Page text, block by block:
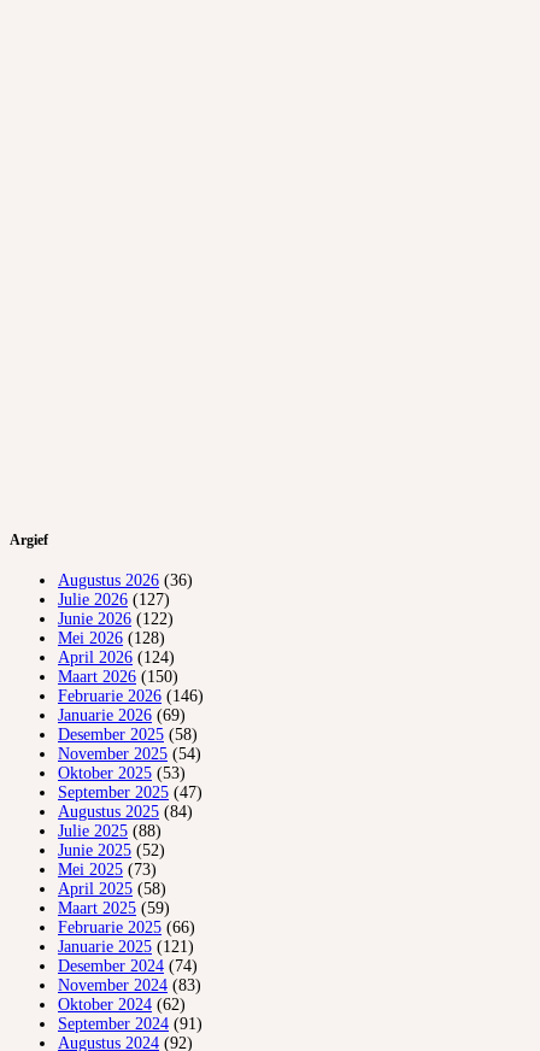
Argief
Augustus 2026 (36)
Julie 2026 (127)
Junie 2026 (122)
Mei 2026 (128)
April 2026 (124)
Maart 2026 (150)
Februarie 2026 (146)
Januarie 2026 (69)
Desember 2025 (58)
November 2025 (54)
Oktober 2025 (53)
September 2025 (47)
Augustus 2025 (84)
Julie 2025 (88)
Junie 2025 (52)
Mei 2025 (73)
April 2025 (58)
Maart 2025 (59)
Februarie 2025 (66)
Januarie 2025 (121)
Desember 2024 (74)
November 2024 (83)
Oktober 2024 (62)
September 2024 (91)
Augustus 2024 (92)